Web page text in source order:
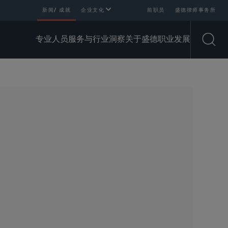
新闻/ 成就 企业文化 前职员 盛德律师事务所
专业人员服务与行业洞察关于盛德职业发展